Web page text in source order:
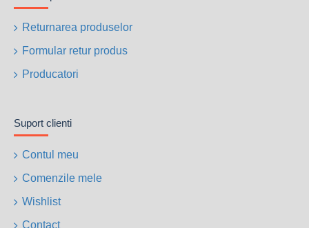
Returnarea produselor
Formular retur produs
Producatori
Suport clienti
Contul meu
Comenzile mele
Wishlist
Contact